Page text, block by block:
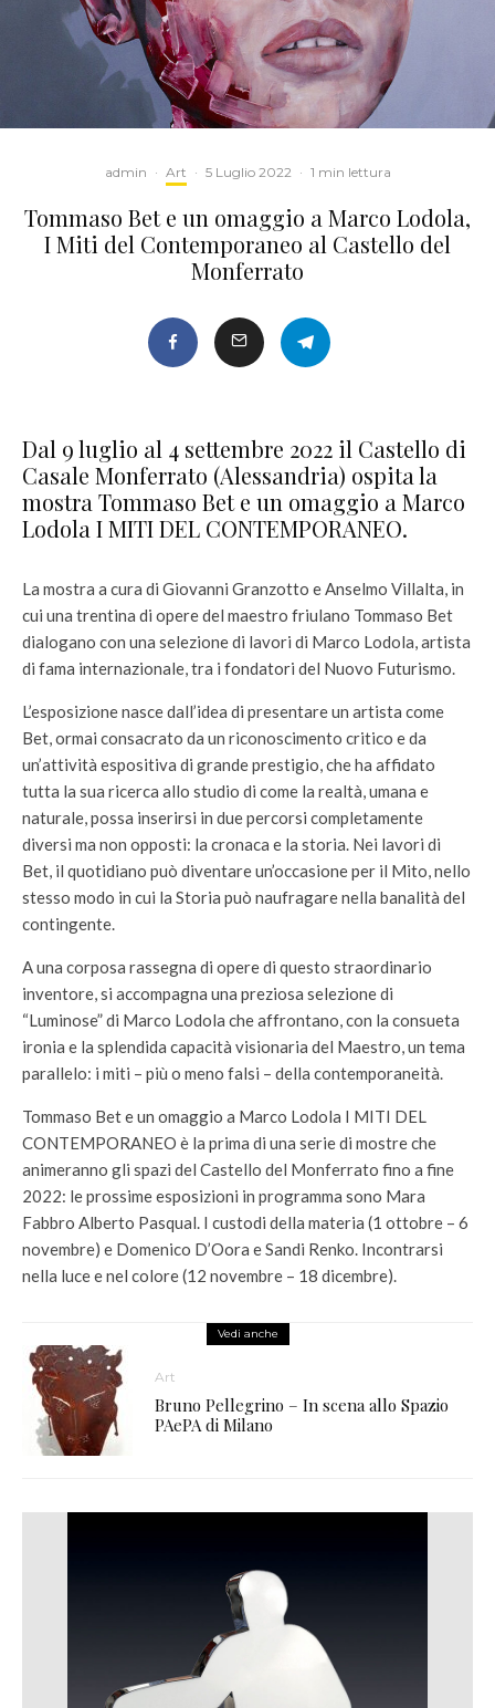
admin · Art · 5 Luglio 2022 · 1 min lettura
Tommaso Bet e un omaggio a Marco Lodola,
I Miti del Contemporaneo al Castello del
Monferrato
Dal 9 luglio al 4 settembre 2022 il Castello di
Casale Monferrato (Alessandria) ospita la
mostra Tommaso Bet e un omaggio a Marco
Lodola I MITI DEL CONTEMPORANEO.
La mostra a cura di Giovanni Granzotto e Anselmo Villalta, in
cui una trentina di opere del maestro friulano Tommaso Bet
dialogano con una selezione di lavori di Marco Lodola, artista
di fama internazionale, tra i fondatori del Nuovo Futurismo.
L’esposizione nasce dall’idea di presentare un artista come
Bet, ormai consacrato da un riconoscimento critico e da
un’attività espositiva di grande prestigio, che ha affidato
tutta la sua ricerca allo studio di come la realtà, umana e
naturale, possa inserirsi in due percorsi completamente
diversi ma non opposti: la cronaca e la storia. Nei lavori di
Bet, il quotidiano può diventare un’occasione per il Mito, nello
stesso modo in cui la Storia può naufragare nella banalità del
contingente.
A una corposa rassegna di opere di questo straordinario
inventore, si accompagna una preziosa selezione di
“Luminose” di Marco Lodola che affrontano, con la consueta
ironia e la splendida capacità visionaria del Maestro, un tema
parallelo: i miti – più o meno falsi – della contemporaneità.
Tommaso Bet e un omaggio a Marco Lodola I MITI DEL
CONTEMPORANEO è la prima di una serie di mostre che
animeranno gli spazi del Castello del Monferrato fino a fine
2022: le prossime esposizioni in programma sono Mara
Fabbro Alberto Pasqual. I custodi della materia (1 ottobre – 6
novembre) e Domenico D’Oora e Sandi Renko. Incontrarsi
nella luce e nel colore (12 novembre – 18 dicembre).
Vedi anche
Art
Bruno Pellegrino – In scena allo Spazio
PAePA di Milano